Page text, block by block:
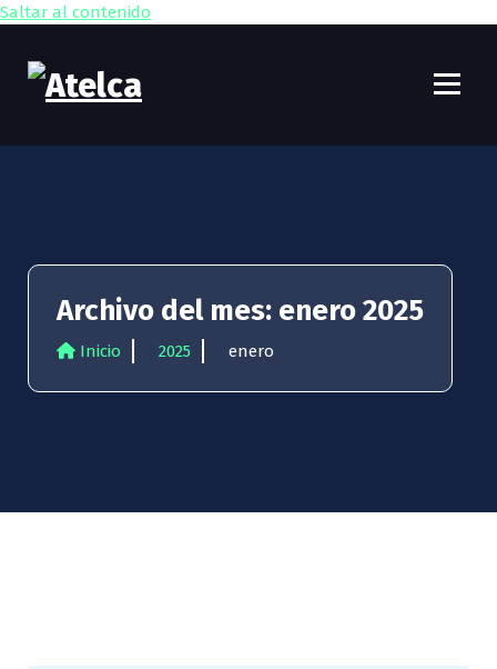
Saltar al contenido
Archivo del mes: enero 2025
Inicio 2025 enero